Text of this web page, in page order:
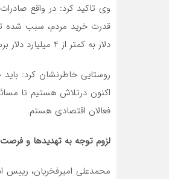
وی تاکید کرد: در واقع
دلار به کمتر از 4 میلیارد دلار برسد.
روستایی خاطرنشان کرد:
اکنون درتلاش هستیم تا
فعالان اقتصادی هستم.
لزوم توجه به تهدیدها و
محمدعلی امیرفخریان، رییس